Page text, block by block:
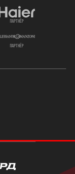
партнёр
партнёр